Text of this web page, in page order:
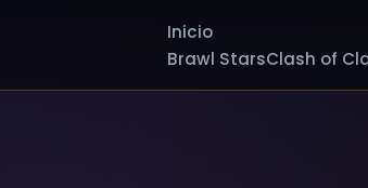
Inicio
Brawl StarsClash of